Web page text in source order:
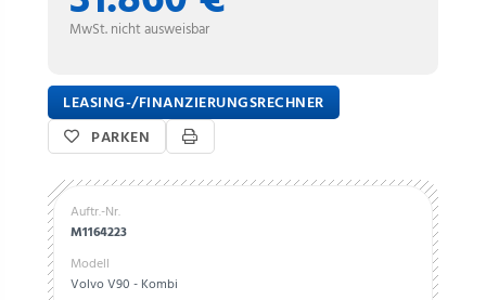
MwSt. nicht ausweisbar
LEASING-/FINANZIERUNGSRECHNER
PARKEN
Auftr.-Nr.
M1164223
Modell
Volvo V90 - Kombi